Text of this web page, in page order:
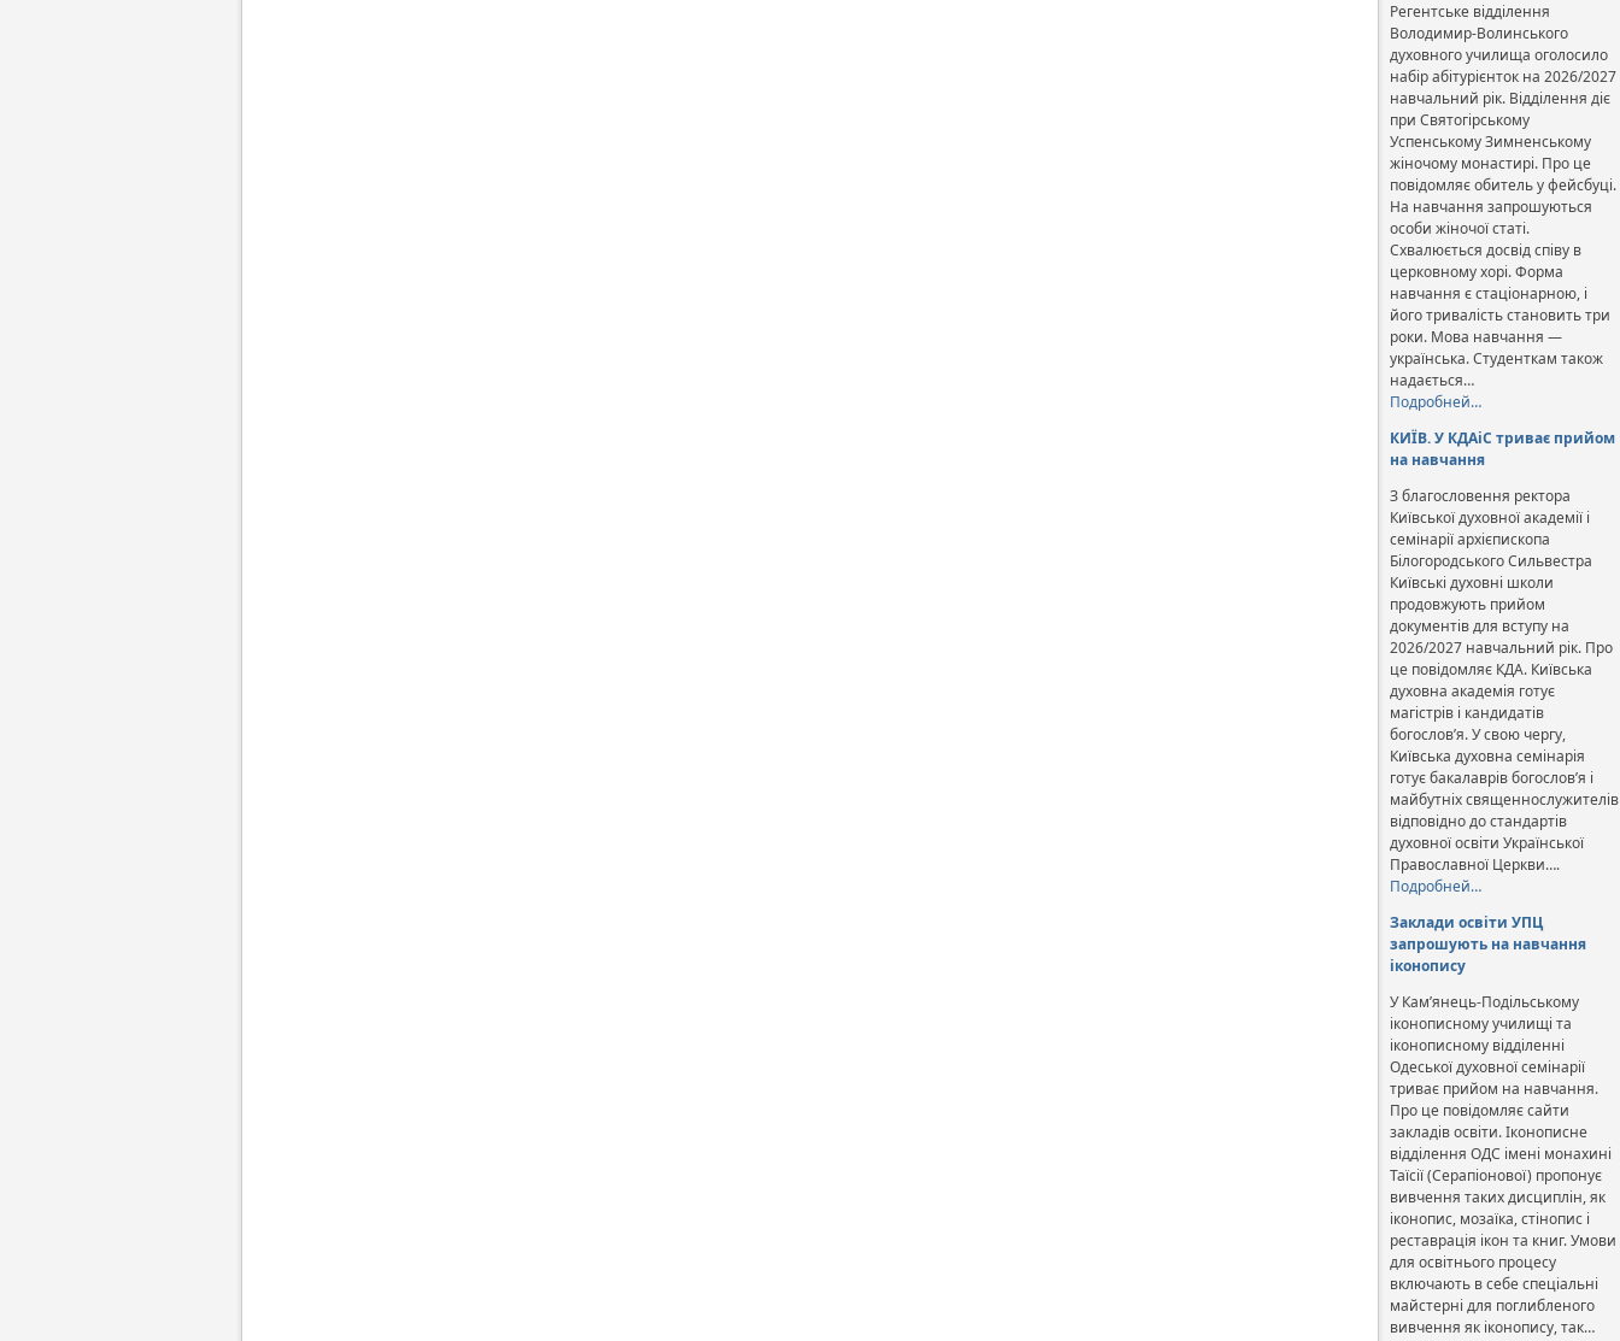
Регентське відділення
Володимир-Волинського
духовного училища оголосило
набір абітурієнток на 2026/2027
навчальний рік. Відділення діє
при Святогірському
Успенському Зимненському
жіночому монастирі. Про це
повідомляє обитель у фейсбуці.
На навчання запрошуються
особи жіночої статі.
Схвалюється досвід співу в
церковному хорі. Форма
навчання є стаціонарною, і
його тривалість становить три
роки. Мова навчання —
українська. Студенткам також
надається…
Подробней…
КИЇВ. У КДАіС триває прийом
на навчання
З благословення ректора
Київської духовної академії і
семінарії архієпископа
Білогородського Сильвестра
Київські духовні школи
продовжують прийом
документів для вступу на
2026/2027 навчальний рік. Про
це повідомляє КДА. Київська
духовна академія готує
магістрів і кандидатів
богослов’я. У свою чергу,
Київська духовна семінарія
готує бакалаврів богослов’я і
майбутніх священнослужителів
відповідно до стандартів
духовної освіти Української
Православної Церкви….
Подробней…
Заклади освіти УПЦ
запрошують на навчання
іконопису
У Кам’янець-Подільському
іконописному училищі та
іконописному відділенні
Одеської духовної семінарії
триває прийом на навчання.
Про це повідомляє сайти
закладів освіти. Іконописне
відділення ОДС імені монахині
Таїсії (Серапіонової) пропонує
вивчення таких дисциплін, як
іконопис, мозаїка, стінопис і
реставрація ікон та книг. Умови
для освітнього процесу
включають в себе спеціальні
майстерні для поглибленого
вивчення як іконопису, так…